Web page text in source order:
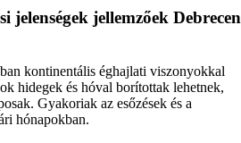
jellemzőek Debrecen
kontinentális éghajlati viszonyokkal
hidegek és hóval borítottak lehetnek,
Gyakoriak az esőzések és a
hónapokban.